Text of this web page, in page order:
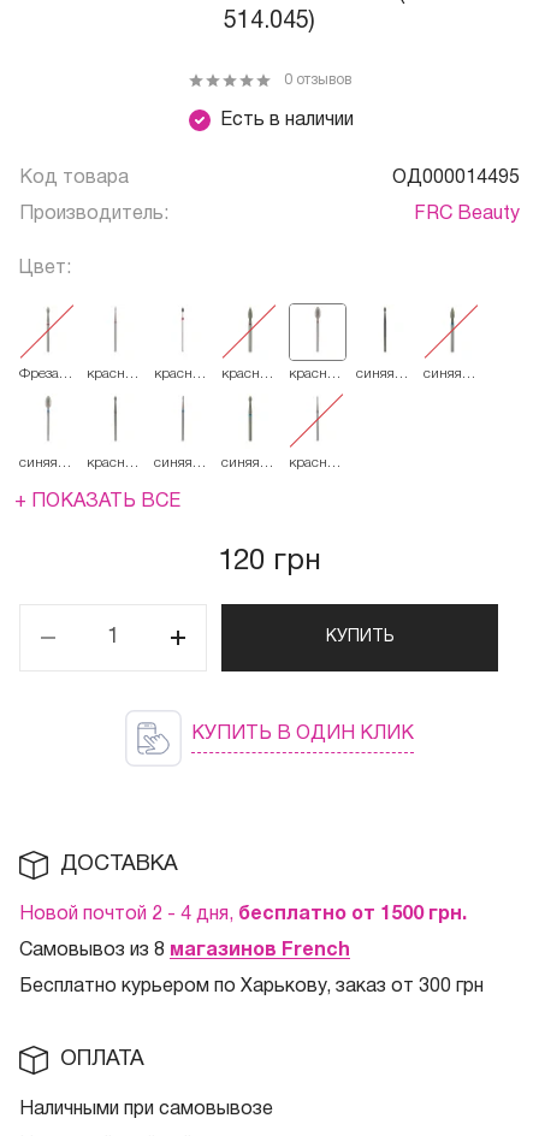
514.045)
Есть в наличии
0 отзывов
Код товара ОД000014495
Производитель: FRC Beauty
Цвет:
Фреза
Алмазная
красная
красная
красная
красная
514.045
синяя
синяя
синяя
красная
синяя
синяя
красная
+ ПОКАЗАТЬ ВСЕ
120 грн
КУПИТЬ
КУПИТЬ В ОДИН КЛИК
ДОСТАВКА
Новой почтой 2 - 4 дня, бесплатно от 1500 грн.
Самовывоз из 8 магазинов French
Бесплатно курьером по Харькову, заказ от 300 грн
ОПЛАТА
Наличными при самовывозе